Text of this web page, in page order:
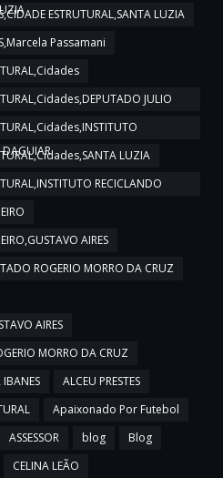
ESTRUTURAL,SANTA LUZIA
Passamani
JULIO
DAGUIAR
LUZIA
RECICLANDO
AIRES
ROGERIO MORRO DA CRUZ
AIRES
MORRO DA CRUZ
ALCEU PRESTES
Apaixonado Por Futebol
ASSESSOR blog
Blog
CELINA LEÃO